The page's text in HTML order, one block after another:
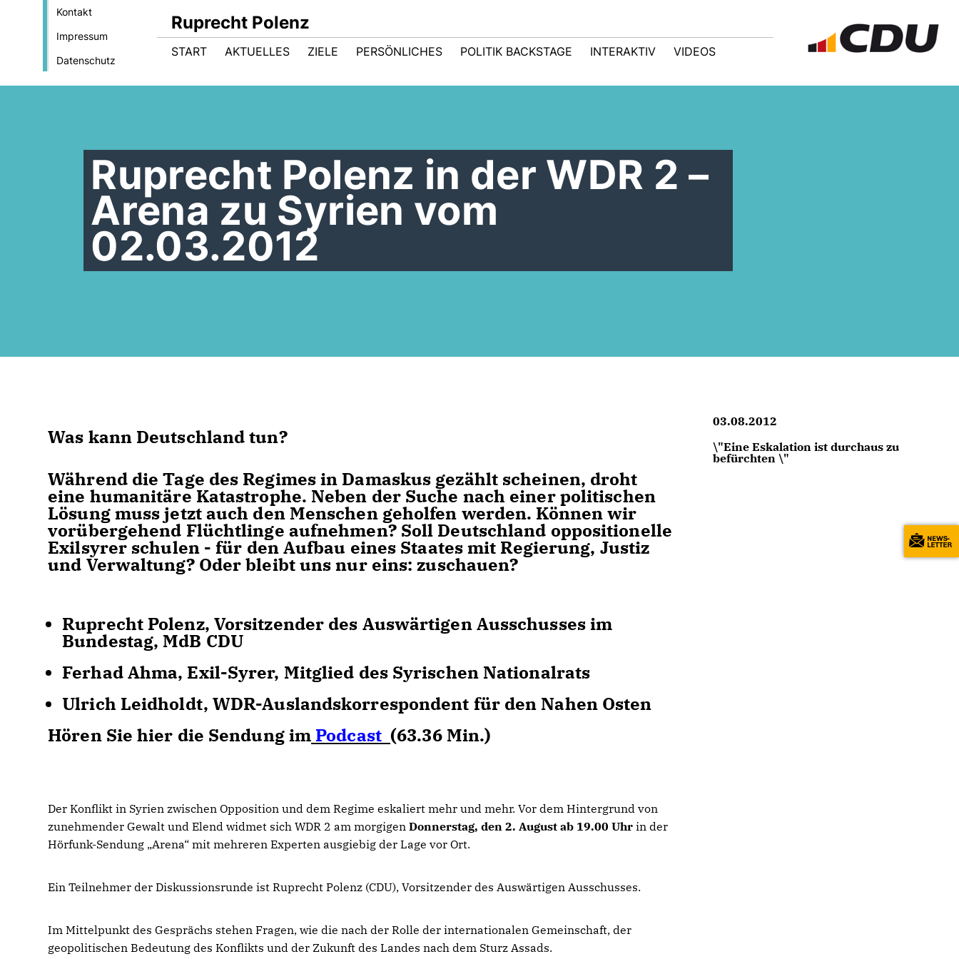
Kontakt
Impressum
Datenschutz
Ruprecht Polenz
START AKTUELLES ZIELE PERSÖNLICHES POLITIK BACKSTAGE INTERAKTIV VIDEOS
Ruprecht Polenz in der WDR 2 –
Arena zu Syrien vom
02.03.2012
Was kann Deutschland tun?
Während die Tage des Regimes in Damaskus gezählt scheinen, droht
eine humanitäre Katastrophe. Neben der Suche nach einer politischen
Lösung muss jetzt auch den Menschen geholfen werden. Können wir
vorübergehend Flüchtlinge aufnehmen? Soll Deutschland oppositionelle
Exilsyrer schulen - für den Aufbau eines Staates mit Regierung, Justiz
und Verwaltung? Oder bleibt uns nur eins: zuschauen?
Ruprecht Polenz, Vorsitzender des Auswärtigen Ausschusses im
Bundestag, MdB CDU
Ferhad Ahma, Exil-Syrer, Mitglied des Syrischen Nationalrats
Ulrich Leidholdt, WDR-Auslandskorrespondent für den Nahen Osten
Hören Sie hier die Sendung im Podcast(63.36 Min.)
Der Konflikt in Syrien zwischen Opposition und dem Regime eskaliert mehr und mehr. Vor dem Hintergrund von
zunehmender Gewalt und Elend widmet sich WDR 2 am morgigenDonnerstag, den 2. August ab 19.00 Uhrin der
Hörfunk-Sendung „Arena“ mit mehreren Experten ausgiebig der Lage vor Ort.
Ein Teilnehmer der Diskussionsrunde ist Ruprecht Polenz (CDU), Vorsitzender des Auswärtigen Ausschusses.
Im Mittelpunkt des Gesprächs stehen Fragen, wie die nach der Rolle der internationalen Gemeinschaft, der
geopolitischen Bedeutung des Konflikts und der Zukunft des Landes nach dem Sturz Assads.
03.08.2012
\"Eine Eskalation ist durchaus zu
befürchten \"